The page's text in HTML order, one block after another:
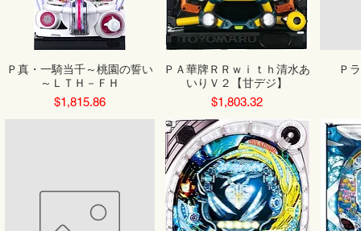
Ｐ真・一騎当千～桃園の誓い
～ＬＴＨ－ＦＨ
Price
$1,815.86
ＰＡ華牌ＲＲｗｉｔｈ清水あ
いりＶ２【甘デジ】
Price
$1,803.32
Ｐ